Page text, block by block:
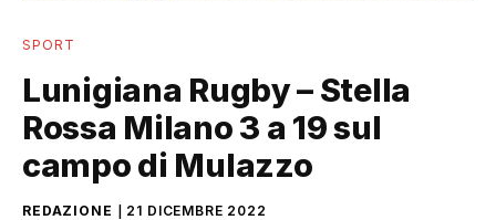
SPORT
Lunigiana Rugby – Stella
Rossa Milano 3 a 19 sul
campo di Mulazzo
REDAZIONE 21 DICEMBRE 2022